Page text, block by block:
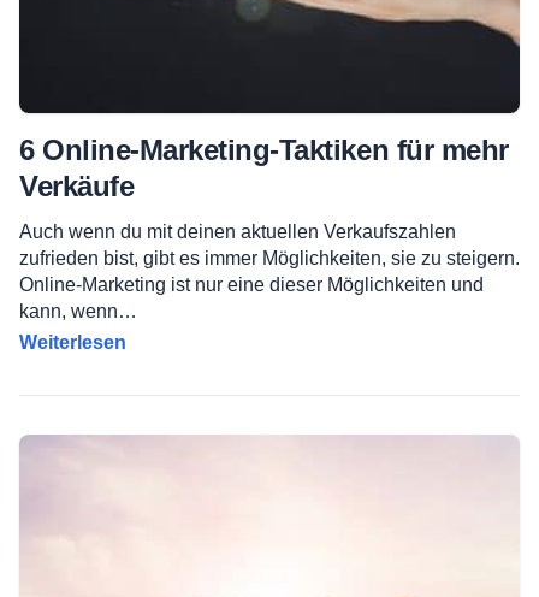
6 Online-Marketing-Taktiken für mehr
Verkäufe
Auch wenn du mit deinen aktuellen Verkaufszahlen
zufrieden bist, gibt es immer Möglichkeiten, sie zu steigern.
Online-Marketing ist nur eine dieser Möglichkeiten und
kann, wenn…
Weiterlesen